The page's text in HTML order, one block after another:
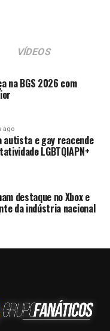
VÍDEOS
na BGS 2026 com
ago
e gay reacende
LGBTQIAPN+
destaque no Xbox e
da indústria nacional